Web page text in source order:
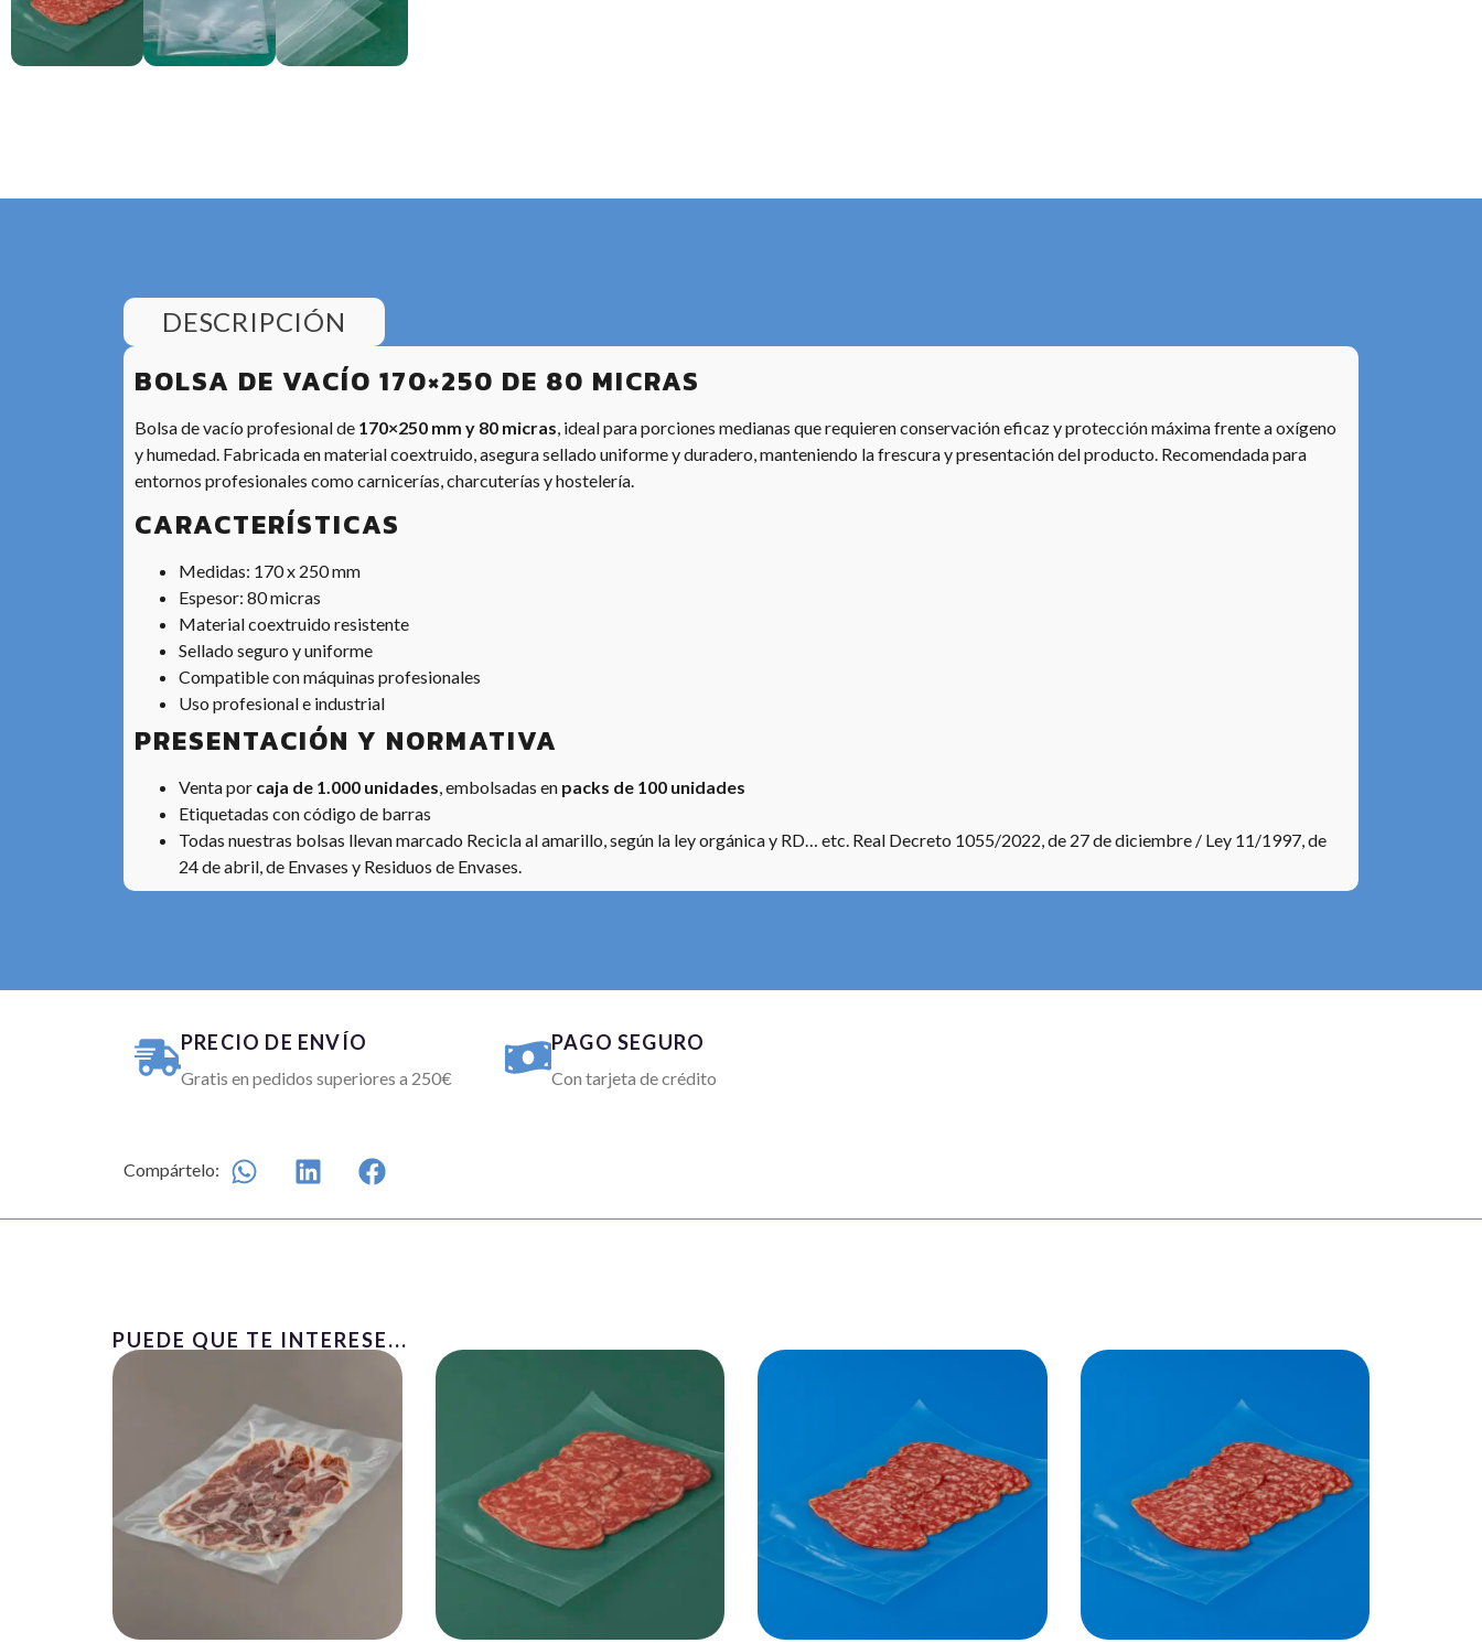
DESCRIPCIÓN
BOLSA DE VACÍO 170×250 DE 80 MICRAS
Bolsa de vacío profesional de 170×250 mm y 80 micras, ideal para porciones medianas que requieren conservación eficaz y protección máxima frente a oxígeno
y humedad. Fabricada en material coextruido, asegura sellado uniforme y duradero, manteniendo la frescura y presentación del producto. Recomendada para
entornos profesionales como carnicerías, charcuterías y hostelería.
CARACTERÍSTICAS
Medidas: 170 x 250 mm
Espesor: 80 micras
Material coextruido resistente
Sellado seguro y uniforme
Compatible con máquinas profesionales
Uso profesional e industrial
PRESENTACIÓN Y NORMATIVA
Venta por caja de 1.000 unidades, embolsadas en packs de 100 unidades
Etiquetadas con código de barras
Todas nuestras bolsas llevan marcado Recicla al amarillo, según la ley orgánica y RD… etc. Real Decreto 1055/2022, de 27 de diciembre / Ley 11/1997, de
24 de abril, de Envases y Residuos de Envases.
PRECIO DE ENVÍO
Gratis en pedidos superiores a 250€
PAGO SEGURO
Con tarjeta de crédito
Compártelo:
PUEDE QUE TE INTERESE...